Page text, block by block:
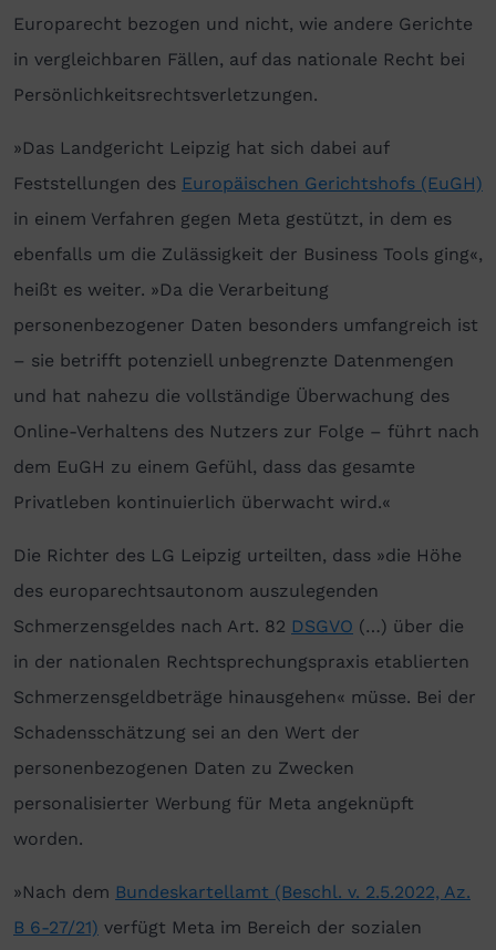
Europarecht bezogen und nicht, wie andere Gerichte
in vergleichbaren Fällen, auf das nationale Recht bei
Persönlichkeitsrechtsverletzungen.
»Das Landgericht Leipzig hat sich dabei auf
Feststellungen des Europäischen Gerichtshofs (EuGH)
in einem Verfahren gegen Meta gestützt, in dem es
ebenfalls um die Zulässigkeit der Business Tools ging«,
heißt es weiter. »Da die Verarbeitung
personenbezogener Daten besonders umfangreich ist
– sie betrifft potenziell unbegrenzte Datenmengen
und hat nahezu die vollständige Überwachung des
Online-Verhaltens des Nutzers zur Folge – führt nach
dem EuGH zu einem Gefühl, dass das gesamte
Privatleben kontinuierlich überwacht wird.«
Die Richter des LG Leipzig urteilten, dass »die Höhe
des europarechtsautonom auszulegenden
Schmerzensgeldes nach Art. 82 DSGVO (…) über die
in der nationalen Rechtsprechungspraxis etablierten
Schmerzensgeldbeträge hinausgehen« müsse. Bei der
Schadensschätzung sei an den Wert der
personenbezogenen Daten zu Zwecken
personalisierter Werbung für Meta angeknüpft
worden.
»Nach dem Bundeskartellamt (Beschl. v. 2.5.2022, Az.
B 6-27/21) verfügt Meta im Bereich der sozialen